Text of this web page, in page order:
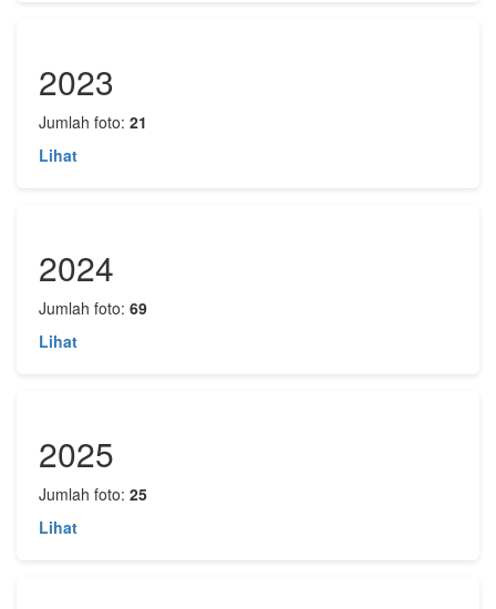
2023
Jumlah foto: 21
Lihat
2024
Jumlah foto: 69
Lihat
2025
Jumlah foto: 25
Lihat